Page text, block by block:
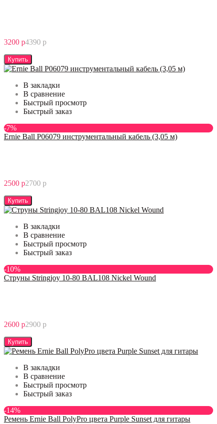
3200 р4390 р
Купить
В закладки
В сравнение
Быстрый просмотр
Быстрый заказ
-7%
Ernie Ball P06079 инструментальный кабель (3,05 м)
2500 р2700 р
Купить
В закладки
В сравнение
Быстрый просмотр
Быстрый заказ
-10%
Струны Stringjoy 10-80 BAL108 Nickel Wound
2600 р2900 р
Купить
В закладки
В сравнение
Быстрый просмотр
Быстрый заказ
-14%
Ремень Ernie Ball PolyPro цвета Purple Sunset для гитары